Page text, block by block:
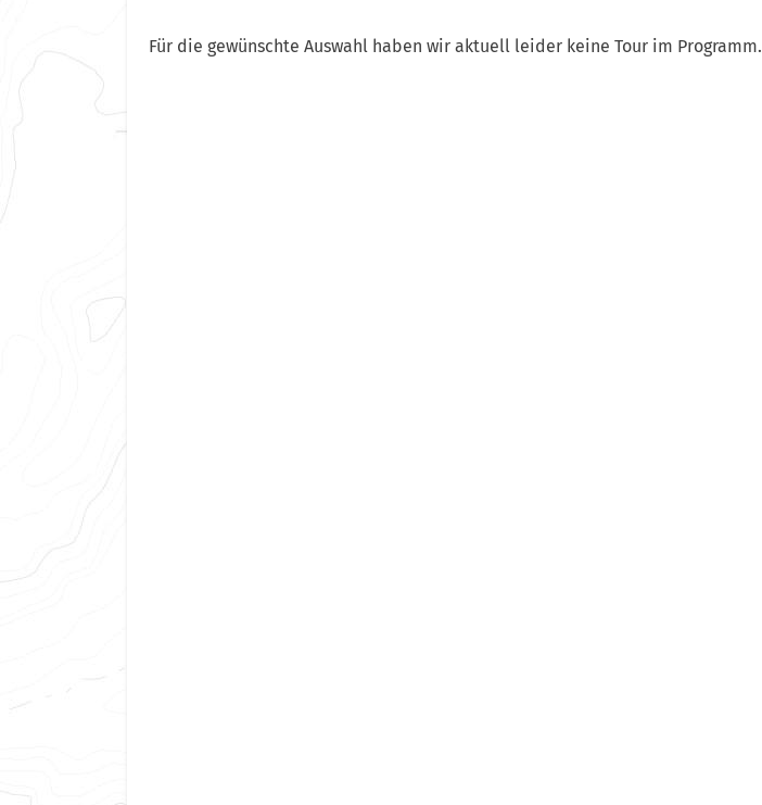
Für die gewünschte Auswahl haben wir aktuell leider keine Tour im Programm.